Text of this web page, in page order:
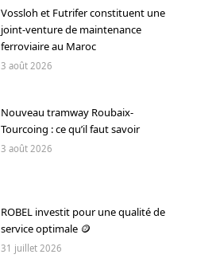
Vossloh et Futrifer constituent une
joint-venture de maintenance
ferroviaire au Maroc
3 août 2026
Nouveau tramway Roubaix-
Tourcoing : ce qu’il faut savoir
3 août 2026
ROBEL investit pour une qualité de
service optimale 🪙
31 juillet 2026